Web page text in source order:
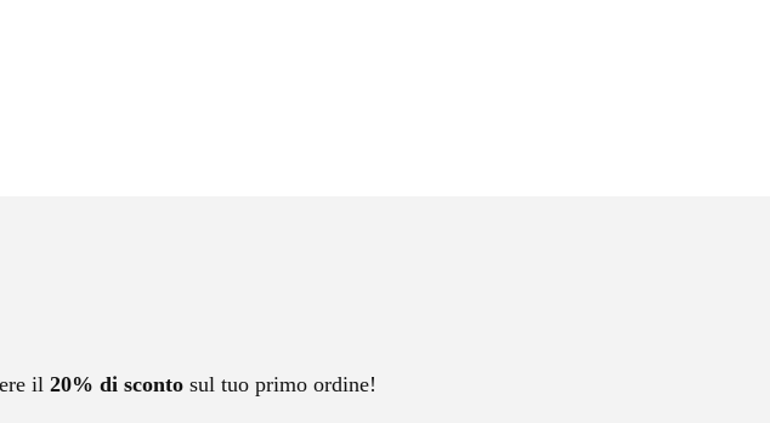
il 20% di sconto sul tuo primo ordine!